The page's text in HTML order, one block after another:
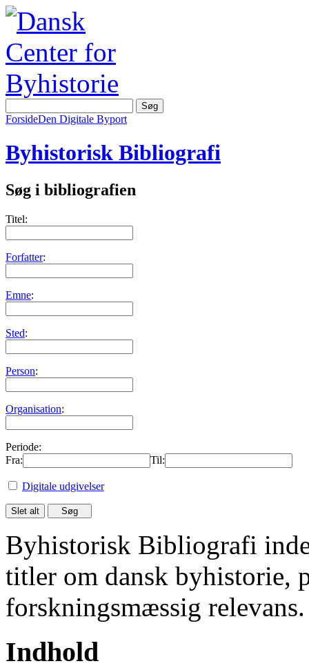
ForsideDen Digitale Byport
Byhistorisk Bibliografi
Søg i bibliografien
Titel:
Forfatter:
Emne:
Sted:
Person:
Organisation:
Periode:
Fra:
Til:
Digitale udgivelser
Byhistorisk Bibliografi
titler om dansk byhistorie,
forskningsmæssig relevans.
Indhold